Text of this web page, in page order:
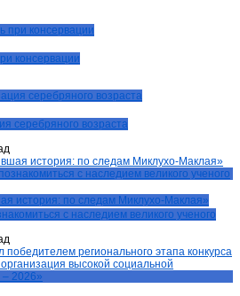
консервации
серебряного возраста
история: по следам Миклухо-Маклая»
с наследием великого ученого